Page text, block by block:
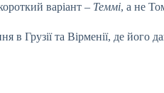
варіант – Теммі, а не
в Грузії та Вірменії, де його